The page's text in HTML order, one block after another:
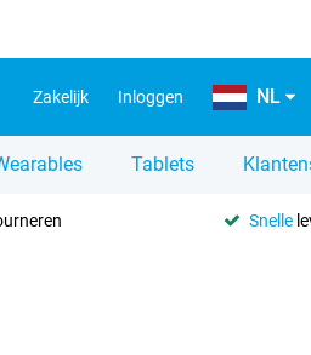
Zakelijk Inloggen NL
Tablets
Snelle